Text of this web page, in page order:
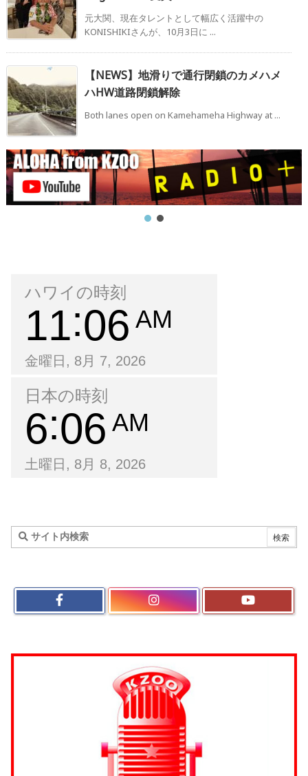
元大関、現在タレントとして幅広く活躍中の
KONISHIKIさんが​、10月3日に ...
【NEWS】地滑りで通行閉鎖のカメハメ
ハHW道路閉鎖解除
Both lanes open on Kamehameha Highway at ...
ハワイの時刻
11 06 AM
金曜日, 8月 7, 2026
日本の時刻
6 06 AM
土曜日, 8月 8, 2026